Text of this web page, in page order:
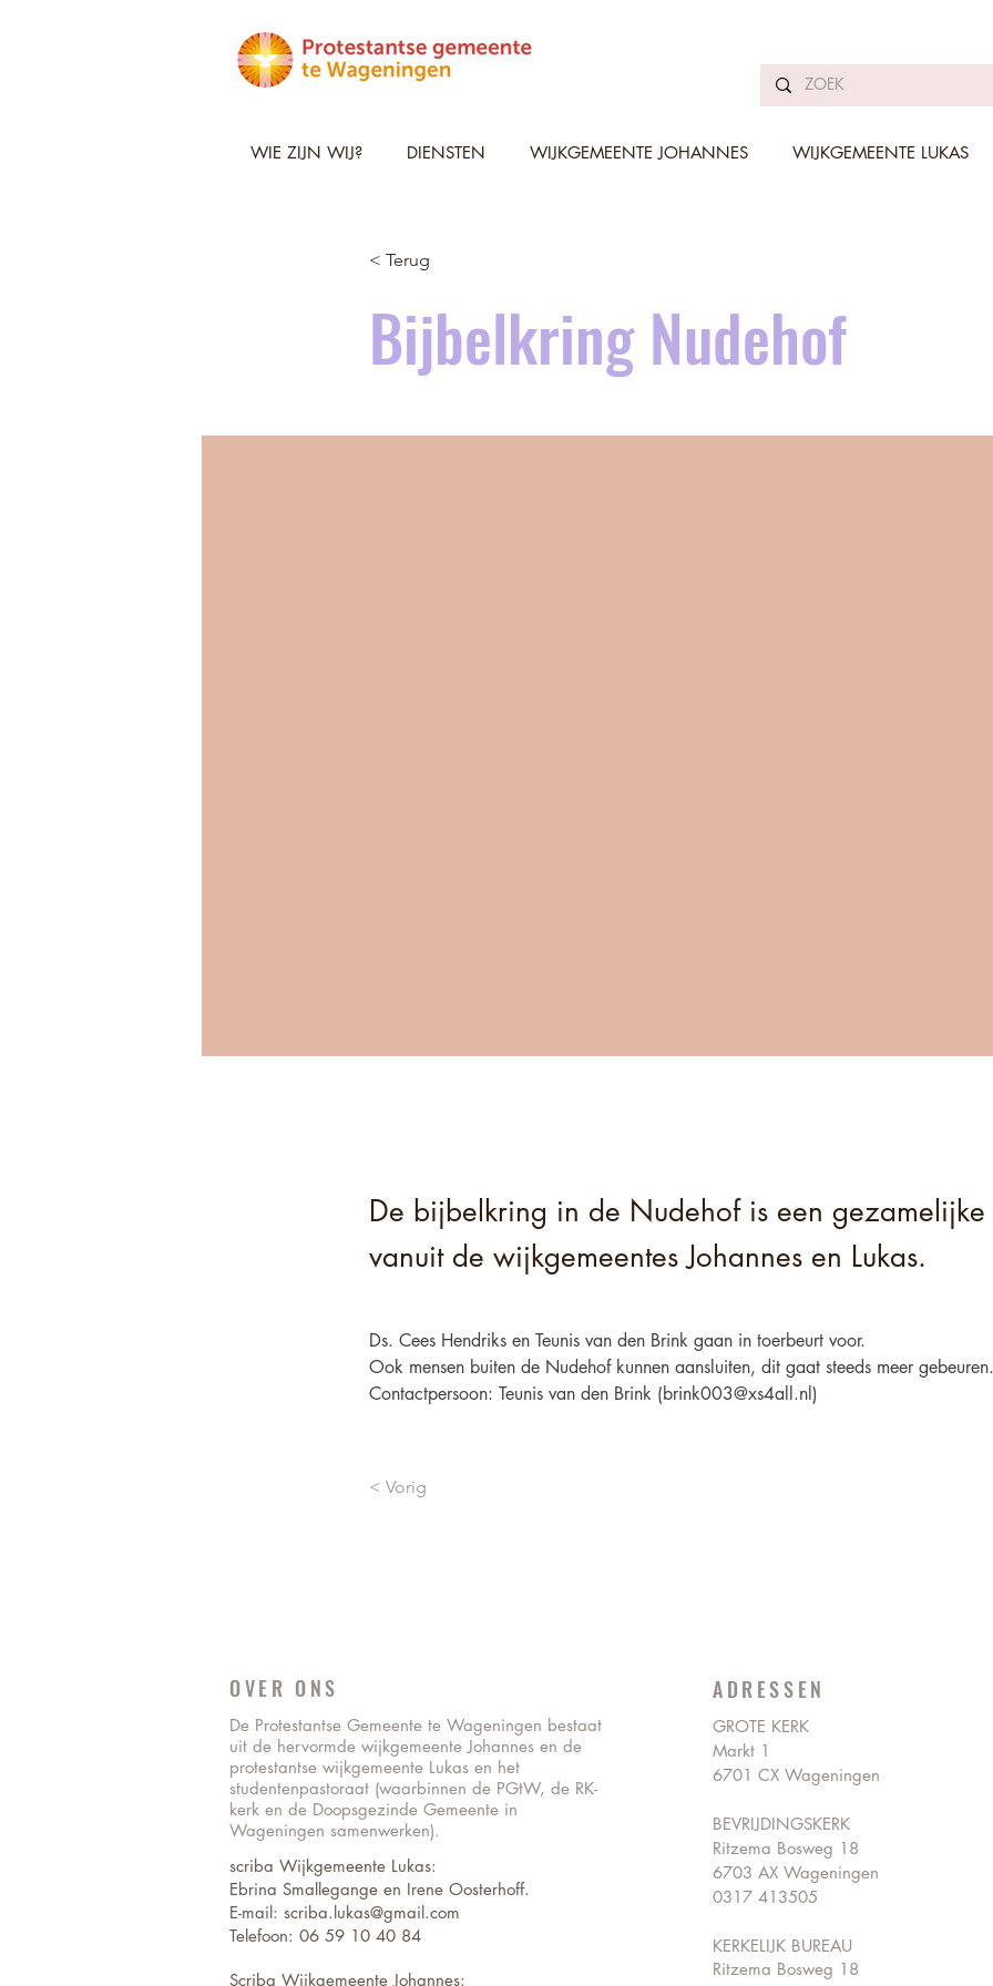
WIE ZIJN WIJ? DIENSTEN WIJKGEMEENTE JOHANNES WIJKGEMEENTE LUKAS
< Terug
Bijbelkring Nudehof
De bijbelkring in de Nudehof is een gezamelijke
vanuit de wijkgemeentes Johannes en Lukas.
Ds. Cees Hendriks en Teunis van den Brink gaan in toerbeurt voor.
Ook mensen buiten de Nudehof kunnen aansluiten, dit gaat steeds meer gebeuren.
Contactpersoon: Teunis van den Brink (brink003@xs4all.nl)
< Vorig
OVER ONS
De Protestantse Gemeente te Wageningen bestaat
uit de hervormde wijkgemeente Johannes en de
protestantse wijkgemeente Lukas en het
studentenpastoraat (waarbinnen de PGtW, de RK-
kerk en de Doopsgezinde Gemeente in
Wageningen samenwerken).
scriba Wijkgemeente Lukas:
Ebrina Smallegange en Irene Oosterhoff.
E-mail: scriba.lukas@gmail.com
Telefoon: 06 59 10 40 84
Scriba Wijkgemeente Johannes:
ADRESSEN
GROTE KERK
Markt 1
6701 CX Wageningen
BEVRIJDINGSKERK
Ritzema Bosweg 18
6703 AX Wageningen
0317 413505
KERKELIJK BUREAU
Ritzema Bosweg 18